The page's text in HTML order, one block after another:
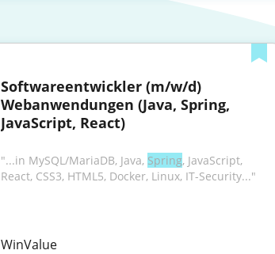
Softwareentwickler (m/w/d)
Webanwendungen (Java, Spring,
JavaScript, React)
"...in MySQL/MariaDB, Java, Spring, JavaScript,
React, CSS3, HTML5, Docker, Linux, IT-Security..."
WinValue